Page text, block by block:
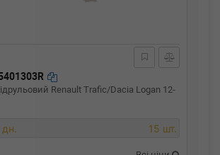
Renault Trafic/Dacia Logan 12-
дн. 15 шт.